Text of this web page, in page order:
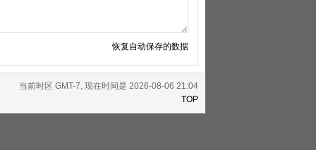
恢复自动保存的数据
当前时区 GMT-7, 现在时间是 2026-08-06 21:04
TOP